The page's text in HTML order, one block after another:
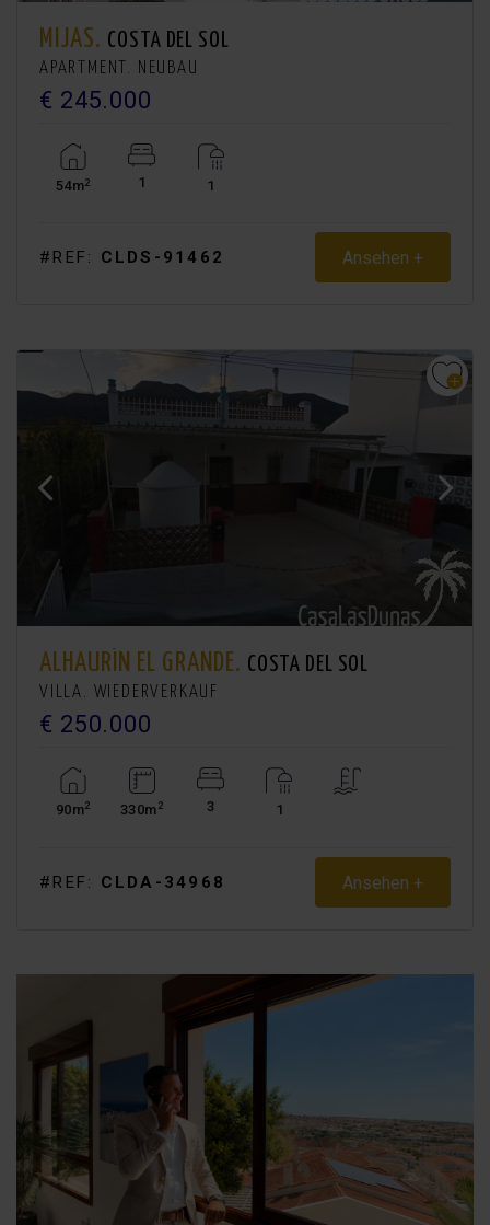
MIJAS. COSTA DEL SOL
APARTMENT. NEUBAU
€ 245.000
54m2 1 1
#REF: CLDS-91462 Ansehen +
ALHAURÍN EL GRANDE. COSTA DEL SOL
VILLA. WIEDERVERKAUF
€ 250.000
90m2 330m2 3 1
#REF: CLDA-34968 Ansehen +